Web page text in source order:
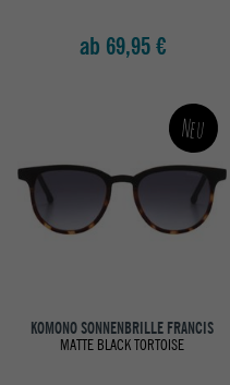
ab 69,95 €
Neu
KOMONO SONNENBRILLE FRANCIS
MATTE BLACK TORTOISE